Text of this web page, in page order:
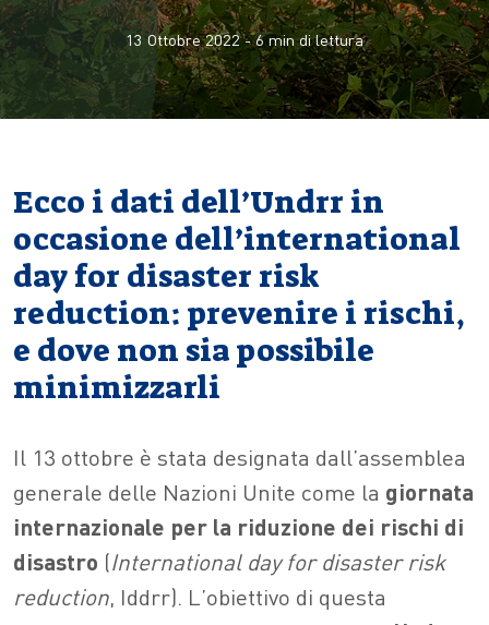
13 Ottobre 2022-6min di lettura
Ecco i dati dell’Undrr in
occasione dell’international
day for disaster risk
reduction: prevenire i rischi,
e dove non sia possibile
minimizzarli
Il 13 ottobre è stata designata dall’assemblea
generale delle Nazioni Unite come la giornata
internazionale per la riduzione dei rischi di
disastro (International day for disaster risk
reduction, Iddrr). L’obiettivo di questa